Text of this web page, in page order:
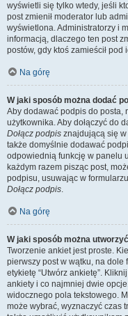
wyświetli się tylko wtedy, jeśli
post zmienił moderator lub
wyświetlona. Administratorzy i
informacją, dlaczego ten post
postów, gdy ktoś zamieścił pod
Na górę
W jaki sposób można dodać
Aby dodawać podpis do posta,
użytkownika. Aby dołączyć do
Dołącz podpis znajdującą się
także domyślnie dodawać
odpowiednią funkcję w panelu
każdym razem pisząc post,
podpisu, usuwając w
Dołącz podpis.
Na górę
W jaki sposób można
Tworzenie ankiet jest proste.
pierwszy post w wątku, na
etykietę “Utwórz ankietę”.
ankiety i co najmniej dwie
widocznego pola tekstowego.
może wybrać, wyznaczyć czas